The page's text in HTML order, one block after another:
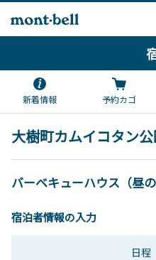
新着情報 予約カゴ
大樹町カムイコタン
バーベキューハウス（昼の
宿泊者情報の入力
日程